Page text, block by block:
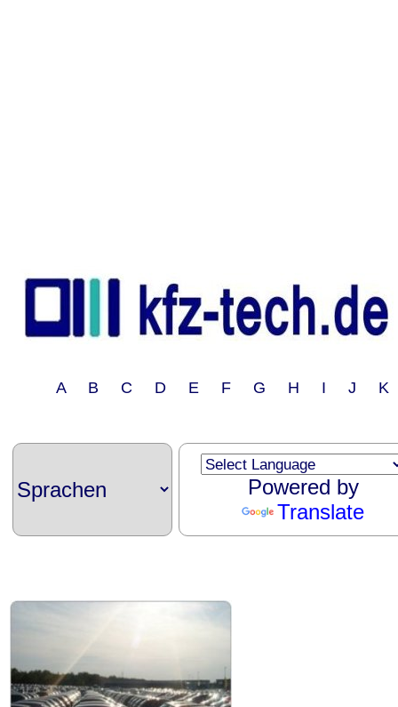
A B C D E F G H I J
Powered by
Translate